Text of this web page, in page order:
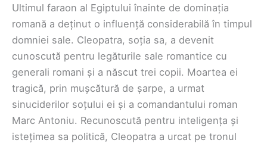
Ultimul faraon al Egiptului înainte de dominația
romană a deținut o influență considerabilă în timpul
domniei sale. Cleopatra, soția sa, a devenit
cunoscută pentru legăturile sale romantice cu
generali romani și a născut trei copii. Moartea ei
tragică, prin mușcătură de șarpe, a urmat
sinuciderilor soțului ei și a comandantului roman
Marc Antoniu. Recunoscută pentru inteligența și
istețimea sa politică, Cleopatra a urcat pe tronul